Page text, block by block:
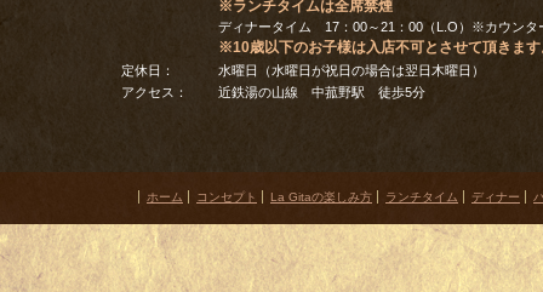
※ランチタイムは全席禁煙
ディナータイム 17：00～21：00（L.O）※カウンタ
※10歳以下のお子様は入店不可とさせて頂きます
定休日：
水曜日（水曜日が祝日の場合は翌日木曜日）
アクセス：
近鉄湯の山線 中菰野駅 徒歩5分
ホーム コンセプト La Gitaの楽しみ方 ランチタイム ディナー